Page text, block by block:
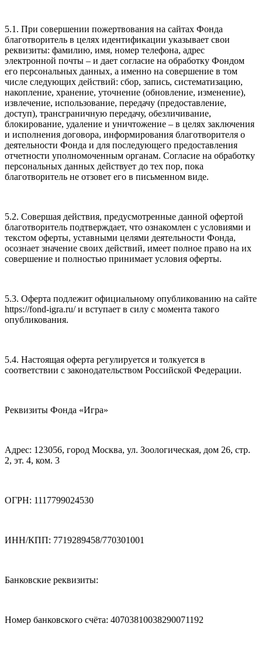
5.1. При совершении пожертвования на сайтах Фонда
благотворитель в целях идентификации указывает свои
реквизиты: фамилию, имя, номер телефона, адрес
электронной почты – и дает согласие на обработку Фондом
его персональных данных, а именно на совершение в том
числе следующих действий: сбор, запись, систематизацию,
накопление, хранение, уточнение (обновление, изменение),
извлечение, использование, передачу (предоставление,
доступ), трансграничную передачу, обезличивание,
блокирование, удаление и уничтожение – в целях заключения
и исполнения договора, информирования благотворителя о
деятельности Фонда и для последующего предоставления
отчетности уполномоченным органам. Согласие на обработку
персональных данных действует до тех пор, пока
благотворитель не отзовет его в письменном виде.
5.2. Совершая действия, предусмотренные данной офертой
благотворитель подтверждает, что ознакомлен с условиями и
текстом оферты, уставными целями деятельности Фонда,
осознает значение своих действий, имеет полное право на их
совершение и полностью принимает условия оферты.
5.3. Оферта подлежит официальному опубликованию на сайте
https://fond-igra.ru/ и вступает в силу с момента такого
опубликования.
5.4. Настоящая оферта регулируется и толкуется в
соответствии с законодательством Российской Федерации.
Реквизиты Фонда «Игра»
Адрес: 123056, город Москва, ул. Зоологическая, дом 26, стр.
2, эт. 4, ком. 3
ОГРН: 1117799024530
ИНН/КПП: 7719289458/770301001
Банковские реквизиты:
Номер банковского счёта: 40703810038290071192